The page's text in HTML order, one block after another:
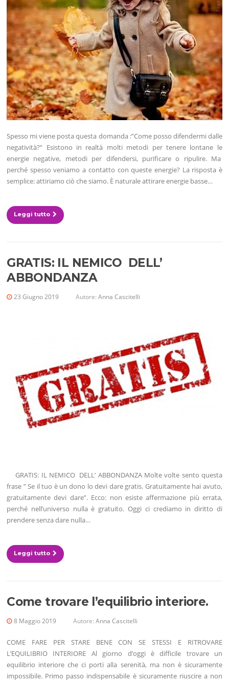
Spesso mi viene posta questa domanda :”Come posso difendermi dalle
negatività?” Esistono in realtà molti metodi per tenere lontane le
energie negative, metodi per difendersi, purificare o ripulire. Ma
perché spesso veniamo a contatto con queste energie? La risposta è
semplice: attiriamo ciò che siamo. È naturale attirare energie basse…
Leggi tutto
GRATIS: IL NEMICO DELL’
ABBONDANZA
23 Giugno 2019 Autore:Anna Cascitelli
GRATIS: IL NEMICO DELL’ ABBONDANZA Molte volte sento questa
frase ” Se il tuo è un dono lo devi dare gratis. Gratuitamente hai avuto,
gratuitamente devi dare”. Ecco: non esiste affermazione più errata,
perché nell’universo nulla è gratuito. Oggi ci crediamo in diritto di
prendere senza dare nulla…
Leggi tutto
Come trovare l’equilibrio interiore.
8 Maggio 2019 Autore:Anna Cascitelli
COME FARE PER STARE BENE CON SE STESSI E RITROVARE
L’EQUILIBRIO INTERIORE Al giorno d’oggi è difficile trovare un
equilibrio interiore che ci porti alla serenità, ma non è sicuramente
impossibile. Primo passo indispensabile è sicuramente riuscire a non